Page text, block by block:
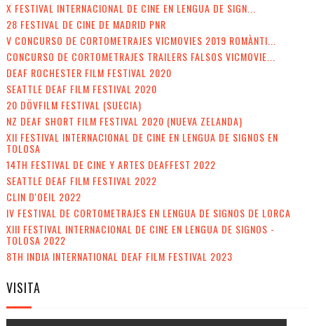
X FESTIVAL INTERNACIONAL DE CINE EN LENGUA DE SIGN...
28 FESTIVAL DE CINE DE MADRID PNR
V CONCURSO DE CORTOMETRAJES VICMOVIES 2019 ROMÀNTI...
CONCURSO DE CORTOMETRAJES TRAILERS FALSOS VICMOVIE...
DEAF ROCHESTER FILM FESTIVAL 2020
SEATTLE DEAF FILM FESTIVAL 2020
20 DÖVFILM FESTIVAL (SUECIA)
NZ DEAF SHORT FILM FESTIVAL 2020 (NUEVA ZELANDA)
XII FESTIVAL INTERNACIONAL DE CINE EN LENGUA DE SIGNOS EN
TOLOSA
14TH FESTIVAL DE CINE Y ARTES DEAFFEST 2022
SEATTLE DEAF FILM FESTIVAL 2022
CLIN D'OEIL 2022
IV FESTIVAL DE CORTOMETRAJES EN LENGUA DE SIGNOS DE LORCA
XIII FESTIVAL INTERNACIONAL DE CINE EN LENGUA DE SIGNOS -
TOLOSA 2022
8TH INDIA INTERNATIONAL DEAF FILM FESTIVAL 2023
VISITA